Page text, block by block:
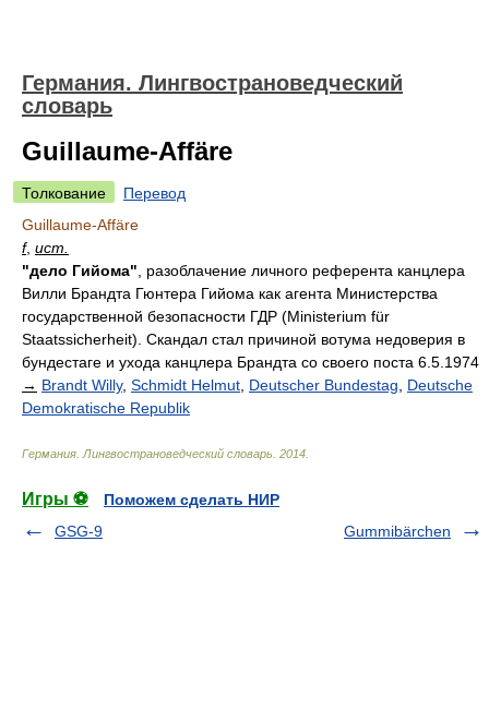
Германия. Лингвострановедческий
словарь
Guillaume-Affäre
Толкование
Перевод
Guillaume-Affäre
f, ист.
"дело Гийома" , разоблачение личного референта канцлера
Вилли Брандта Гюнтера Гийома как агента Министерства
государственной безопасности ГДР (Ministerium für
Staatssicherheit). Скандал стал причиной вотума недоверия в
бундестаге и ухода канцлера Брандта со своего поста 6.5.1974
→ Brandt Willy, Schmidt Helmut Deutscher Bundestag
Deutsche
Demokratische Republik
Германия. Лингвострановедческий словарь 2014
Игры ⚽
Поможем сделать НИР
GSG-9
Gummibärchen